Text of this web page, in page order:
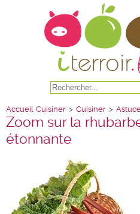
Accueil Cuisiner > Cuisiner >
Zoom sur la
étonnante